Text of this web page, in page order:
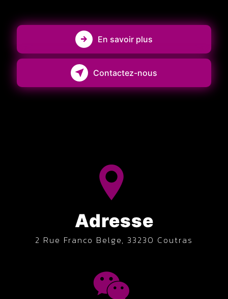
En savoir plus
Contactez-nous
Adresse
2 Rue Franco Belge, 33230 Coutras